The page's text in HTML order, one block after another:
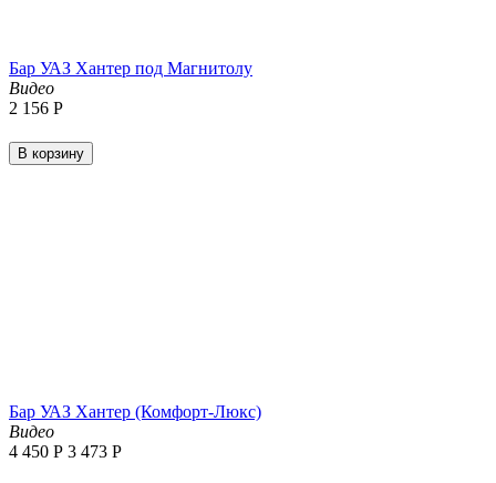
Бар УАЗ Хантер под Магнитолу
Видео
2 156 Р
В корзину
Бар УАЗ Хантер (Комфорт-Люкс)
Видео
4 450 Р 3 473 Р